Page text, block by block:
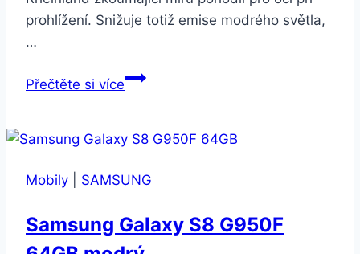
prohlížení. Snižuje totiž emise modrého světla,
…
Přečtěte si víceHonor
GB
SIM
(51093JCJ)
Mobily SAMSUNG
Samsung Galaxy S8 G950F